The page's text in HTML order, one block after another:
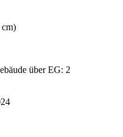
cm)
über EG: 2